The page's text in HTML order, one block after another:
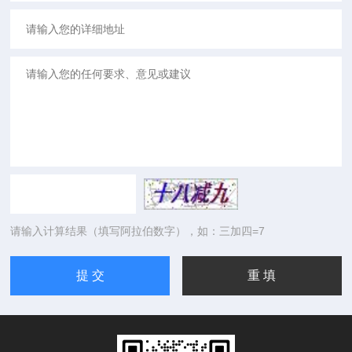
请输入计算结果（填写阿拉伯数字），如：三加四=7